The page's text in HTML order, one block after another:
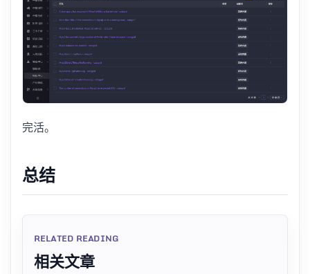
完活。
总结
RELATED READING
相关文章